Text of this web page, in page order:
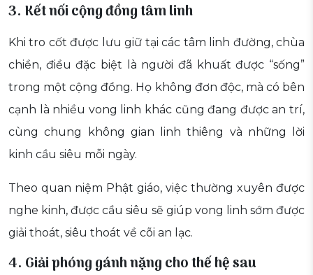
3. Kết nối cộng đồng tâm linh
Khi tro cốt được lưu giữ tại các tâm linh đường, chùa
chiền, điều đặc biệt là người đã khuất được “sống”
trong một cộng đồng. Họ không đơn độc, mà có bên
cạnh là nhiều vong linh khác cũng đang được an trí,
cùng chung không gian linh thiêng và những lời
kinh cầu siêu mỗi ngày.
Theo quan niệm Phật giáo, việc thường xuyên được
nghe kinh, được cầu siêu sẽ giúp vong linh sớm được
giải thoát, siêu thoát về cõi an lạc.
4. Giải phóng gánh nặng cho thế hệ sau